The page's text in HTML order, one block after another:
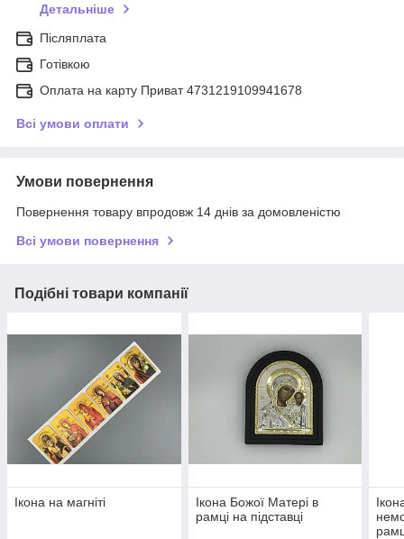
Детальніше
Післяплата
Готівкою
Оплата на карту Приват 4731219109941678
Всі умови оплати
Умови повернення
Повернення товару впродовж 14 днів за домовленістю
Всі умови повернення
Подібні товари компанії
Ікона на магніті
Ікона Божої Матері в
рамці на підставці